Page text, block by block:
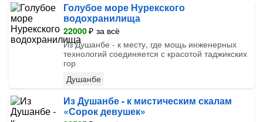
Голубое море Нурекского
водохранилища
22000₽ за всё
Из Душанбе - к месту, где мощь инженерных
технологий соединяется с красотой таджикских
гор
Душанбе
Из Душанбе - к мистическим скалам
«Сорок девушек»